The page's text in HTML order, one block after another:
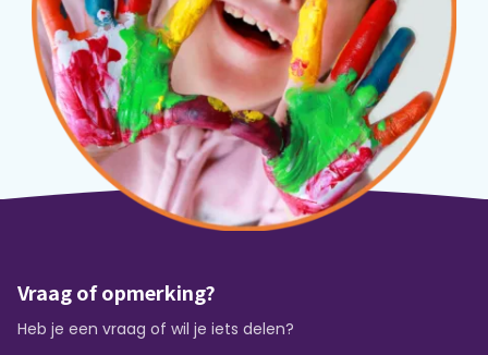
Vraag of opmerking?
Heb je een vraag of wil je iets delen?